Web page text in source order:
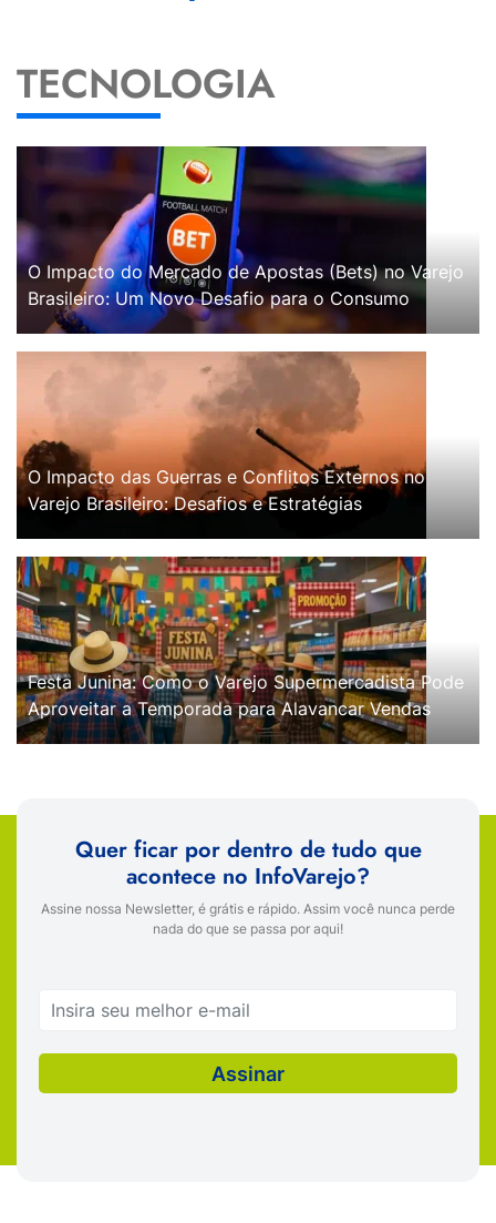
TECNOLOGIA
O Impacto do Mercado de Apostas (Bets) no Varejo
Brasileiro: Um Novo Desafio para o Consumo
O Impacto das Guerras e Conflitos Externos no
Varejo Brasileiro: Desafios e Estratégias
Festa Junina: Como o Varejo Supermercadista Pode
Aproveitar a Temporada para Alavancar Vendas
Quer ficar por dentro de tudo que
acontece no InfoVarejo?
Assine nossa Newsletter, é grátis e rápido. Assim você nunca perde
nada do que se passa por aqui!